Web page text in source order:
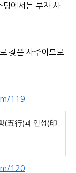
팅에서는 부자 사
찾은 사주이므로
119
(五行)과 인성(印
120